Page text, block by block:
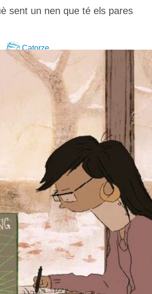
sent un nen que té els pares
Catorze